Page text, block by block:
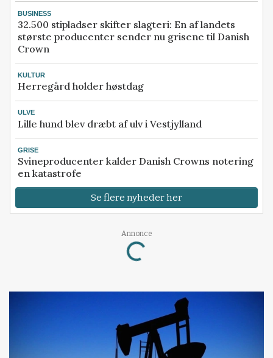
BUSINESS
32.500 stipladser skifter slagteri: En af landets
største producenter sender nu grisene til Danish
Crown
KULTUR
Herregård holder høstdag
ULVE
Lille hund blev dræbt af ulv i Vestjylland
GRISE
Svineproducenter kalder Danish Crowns notering
en katastrofe
Se flere nyheder her
Annonce
Loading...